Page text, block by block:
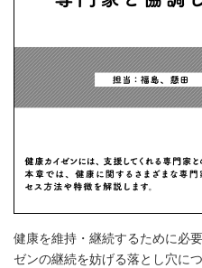
健康を維持・継続するために必
ゼンの継続を妨げる落とし穴に